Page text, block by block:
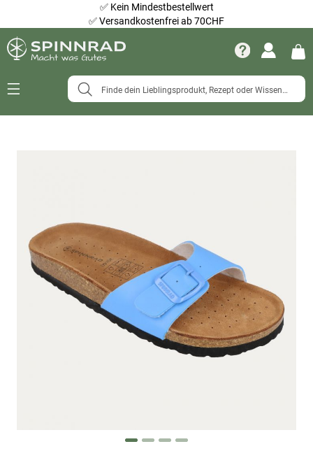
✅ Kein Mindestbestellwert
✅Versandkostenfrei ab 70CHF
Navigation